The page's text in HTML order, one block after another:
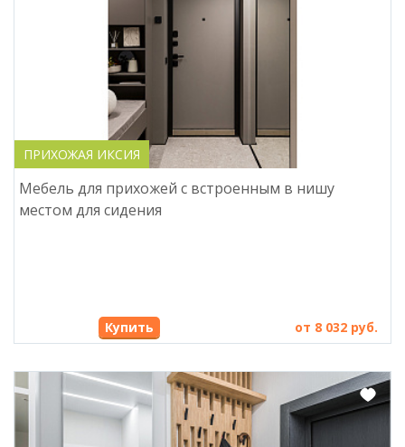
ПРИХОЖАЯ ИКСИЯ
Мебель для прихожей с встроенным в нишу
местом для сидения
Купить от 8 032 руб.